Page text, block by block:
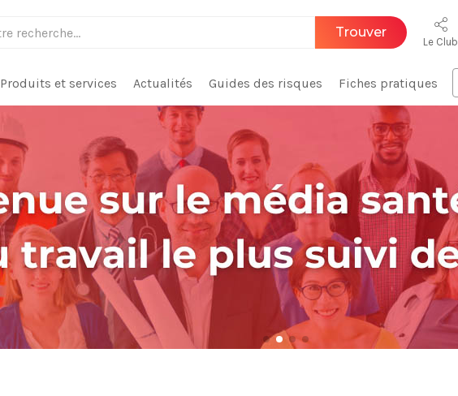
Trouver
Le Club
Produits et services Actualités Guides des risques Fiches pratiques